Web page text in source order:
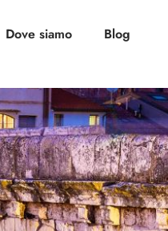
Dove siamo Blog